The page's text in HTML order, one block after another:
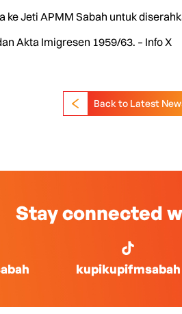
Jeti APMM Sabah untuk
Akta Imigresen 1959/63. – Info X
Back to Latest
Stay connected
kupikupifmsabah